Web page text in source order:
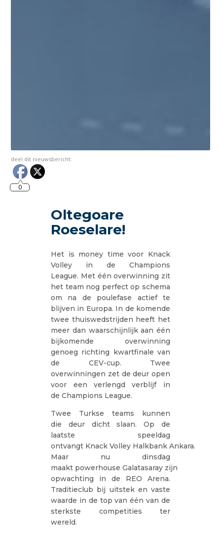
deel dit nieuwsbericht:
0
Oltegoare
Roeselare!
Het is money time voor Knack
Volley in de Champions
League. Met één overwinning zit
het team nog perfect op schema
om na de poulefase actief te
blijven in Europa. In de komende
twee thuiswedstrijden heeft het
meer dan waarschijnlijk aan één
bijkomende overwinning
genoeg richting kwartfinale van
de CEV-cup. Twee
overwinningen zet de deur open
voor een verlengd verblijf in
de Champions League.
Twee Turkse teams kunnen
die deur dicht slaan. Op de
laatste speeldag
ontvangt Knack Volley Halkbank Ankara.
Maar nu dinsdag
maakt powerhouse Galatasaray zijn
opwachting in de REO Arena.
Traditieclub bij uitstek en vaste
waarde in de top van één van de
sterkste competities ter
wereld.